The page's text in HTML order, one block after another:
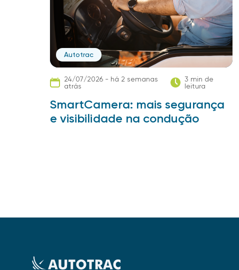
Autotrac
24/07/2026 - há 2 semanas
atrás
3 min de
leitura
SmartCamera: mais segurança
e visibilidade na condução